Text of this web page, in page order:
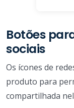
Botões
sociais
Os ícones de
produto para
compartilhada